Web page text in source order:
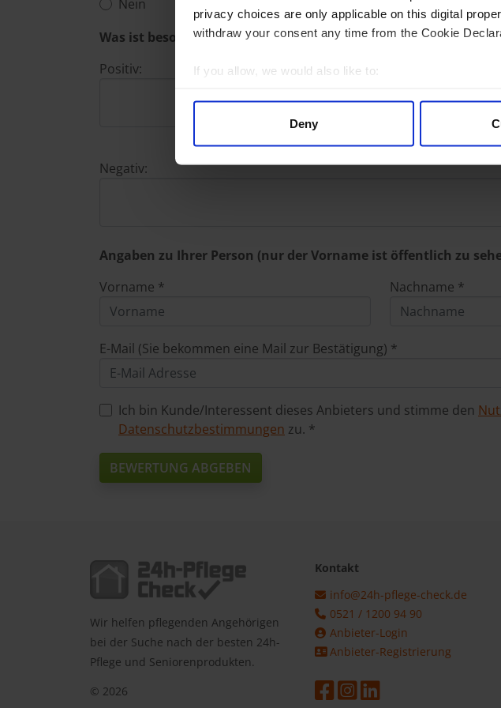
privacy choices are only applicable on this digital
withdraw your consent any time from the Cookie
If you allow, we would also like to:
Find out more about how your personal data is
Deny
Nein
Was ist besonders positiv oder negativ bei diesem Anbieter?
Positiv:
Negativ:
Angaben zu Ihrer Person (nur der Vorname ist öffentlich zu
Vorname *
Nachname *
E-Mail (Sie bekommen eine Mail zur Bestätigung) *
Ich bin Kunde/Interessent dieses Anbieters und stimme den
Datenschutzbestimmungen zu. *
BEWERTUNG ABGEBEN
Wir helfen pflegenden Angehörigen
bei der Suche nach der besten 24h-
Pflege und Seniorenprodukten.
© 2026
Kontakt
info@24h-pflege-check.de
0521 / 1200 94 90
Anbieter-Login
Anbieter-Registrierung